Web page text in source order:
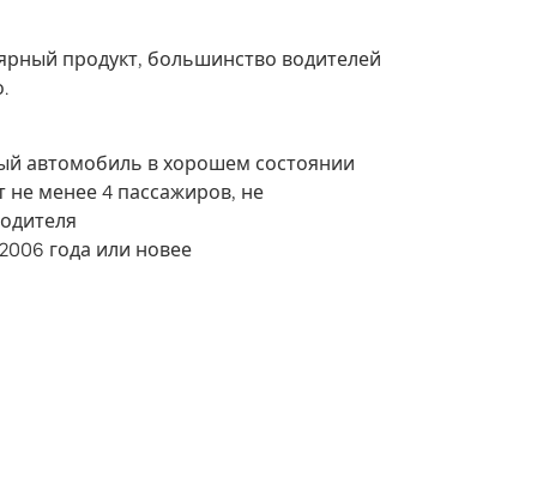
продукт, большинство водителей
автомобиль в хорошем состоянии
не менее 4 пассажиров, не
года или новее